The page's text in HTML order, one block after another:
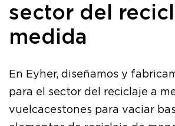
sector del
medida
En Eyher, diseñamos y
para el sector del reciclaje a
vuelcacestones para vaciar